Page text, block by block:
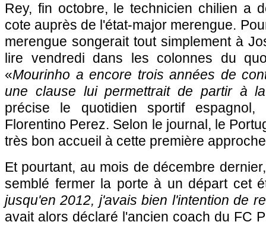
Rey, fin octobre, le technicien chilien a
cote auprès de l'état-major merengue.
merengue songerait tout simplement à
lire vendredi dans les colonnes du
«Mourinho a encore trois années de
une clause lui permettrait de partir à
précise le quotidien sportif
Florentino Perez. Selon le journal, le
très bon accueil à cette première
Et pourtant, au mois de décembre
semblé fermer la porte à un départ cet
jusqu'en 2012, j'avais bien l'intention de
avait alors déclaré l'ancien coach du FC